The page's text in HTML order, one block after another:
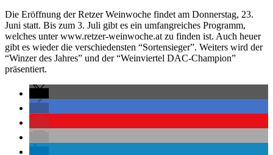
Die Eröffnung der Retzer Weinwoche findet am Donnerstag, 23.
Juni statt. Bis zum 3. Juli gibt es ein umfangreiches Programm,
welches unter www.retzer-weinwoche.at zu finden ist. Auch heuer
gibt es wieder die verschiedensten “Sortensieger”. Weiters wird der
“Winzer des Jahres” und der “Weinviertel DAC-Champion”
präsentiert.